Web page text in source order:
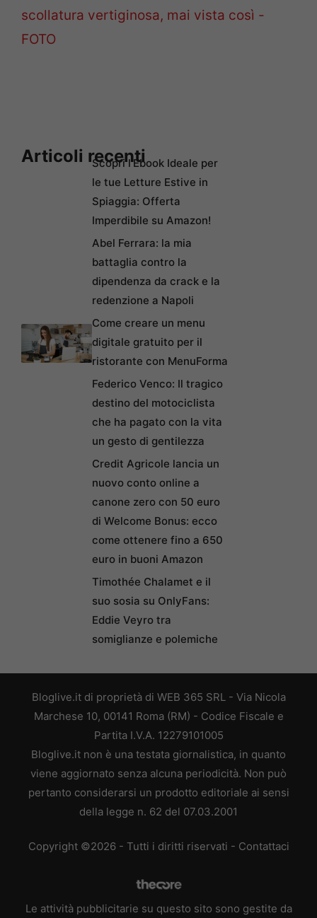
scollatura vertiginosa, mai vista così -
FOTO
Articoli recentiScopri l’Ebook Ideale per
le tue Letture Estive in
Spiaggia: Offerta
Imperdibile su Amazon!
Abel Ferrara: la mia
battaglia contro la
dipendenza da crack e la
redenzione a Napoli
Come creare un menu
digitale gratuito per il
ristorante con MenuForma
Federico Venco: Il tragico
destino del motociclista
che ha pagato con la vita
un gesto di gentilezza
Credit Agricole lancia un
nuovo conto online a
canone zero con 50 euro
di Welcome Bonus: ecco
come ottenere fino a 650
euro in buoni Amazon
Timothée Chalamet e il
suo sosia su OnlyFans:
Eddie Veyro tra
somiglianze e polemiche
Bloglive.it di proprietà di WEB 365 SRL - Via Nicola
Marchese 10, 00141 Roma (RM) - Codice Fiscale e
Partita I.V.A. 12279101005
Bloglive.it non è una testata giornalistica, in quanto
viene aggiornato senza alcuna periodicità. Non può
pertanto considerarsi un prodotto editoriale ai sensi
della legge n. 62 del 07.03.2001
Copyright ©2026 - Tutti i diritti riservati - Contattaci
Le attività pubblicitarie su questo sito sono gestite da